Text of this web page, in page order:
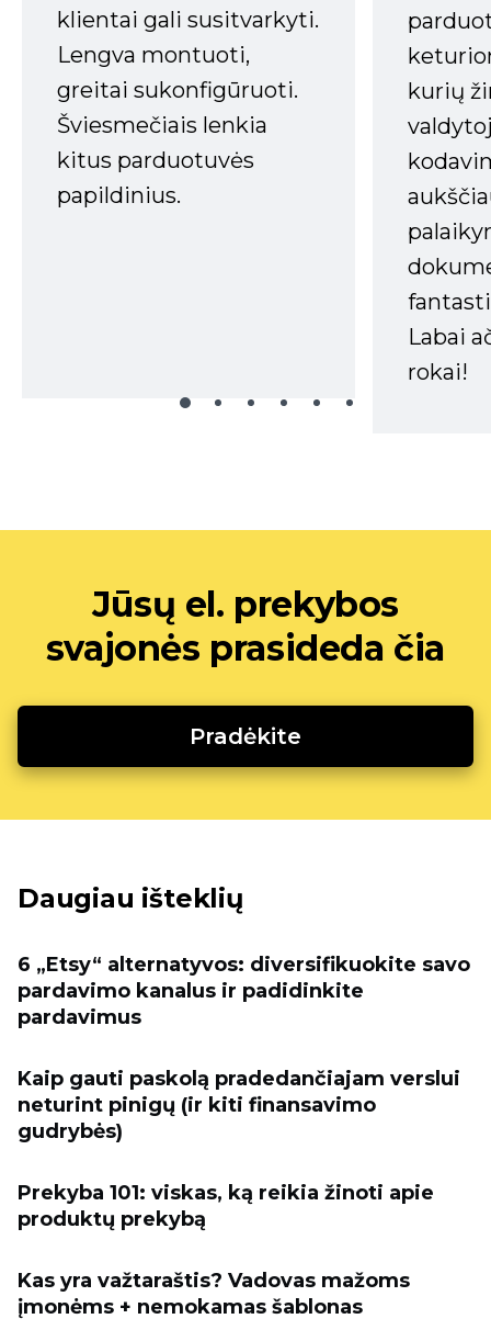
klientai gali susitvarkyti.
Lengva montuoti,
greitai sukonfigūruoti.
Šviesmečiais lenkia
kitus parduotuvės
papildinius.
kurių
Labai
rokai!
Jūsų el. prekybos
svajonės prasideda čia
Pradėkite
Daugiau išteklių
6 „Etsy“ alternatyvos: diversifikuokite savo
pardavimo kanalus ir padidinkite
pardavimus
Kaip gauti paskolą pradedančiajam verslui
neturint pinigų (ir kiti finansavimo
gudrybės)
Prekyba 101: viskas, ką reikia žinoti apie
produktų prekybą
Kas yra važtaraštis? Vadovas mažoms
įmonėms + nemokamas šablonas